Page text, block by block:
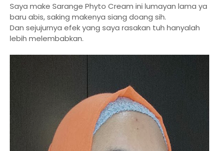
Saya make Sarange Phyto Cream ini lumayan lama ya
baru abis, saking makenya siang doang sih.
Dan sejujurnya efek yang saya rasakan tuh hanyalah
lebih melembabkan.